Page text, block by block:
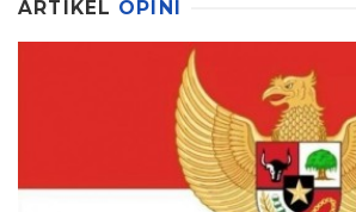
ARTIKEL OPINI